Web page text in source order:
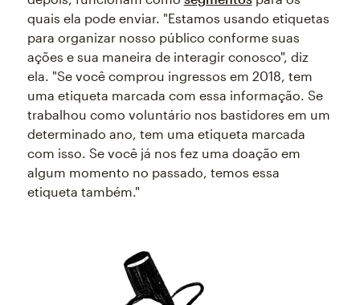
quais ela pode enviar. "Estamos usando etiquetas
para organizar nosso público conforme suas
ações e sua maneira de interagir conosco", diz
ela. "Se você comprou ingressos em 2018, tem
uma etiqueta marcada com essa informação. Se
trabalhou como voluntário nos bastidores em um
determinado ano, tem uma etiqueta marcada
com isso. Se você já nos fez uma doação em
algum momento no passado, temos essa
etiqueta também."